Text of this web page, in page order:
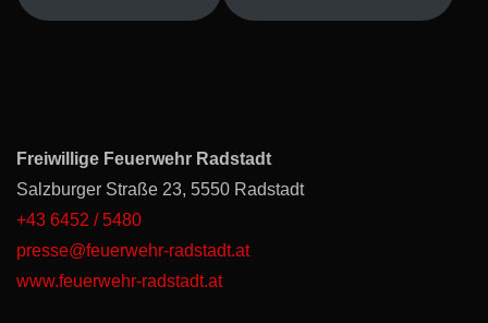
Freiwillige Feuerwehr Radstadt
Salzburger Straße 23, 5550 Radstadt
+43 6452 / 5480
presse@feuerwehr-radstadt.at
www.feuerwehr-radstadt.at